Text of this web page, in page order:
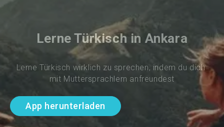
Lerne Türkisch in Ankara
Lerne Türkisch wirklich zu sprechen, indem du dich
mit Muttersprachlern anfreundest
App herunterladen